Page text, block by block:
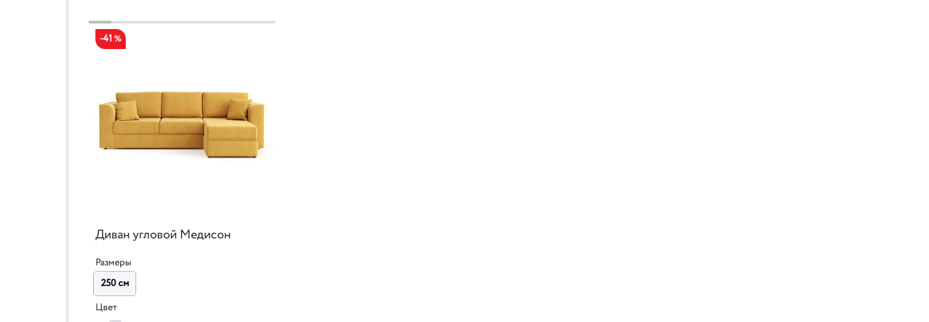
-41%
Диван угловой Медисон
Размеры
250 см
Цвет